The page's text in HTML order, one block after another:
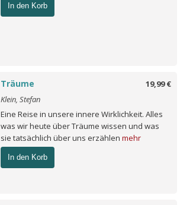
In den Korb
19,99 €
Träume
Klein, Stefan
Eine Reise in unsere innere Wirklichkeit. Alles
was wir heute über Träume wissen und was
sie tatsächlich über uns erzählen mehr
In den Korb